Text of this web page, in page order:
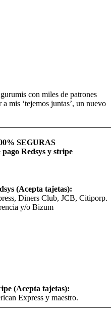
con miles de patrones
mis ‘tejemos juntas’, un nuevo
SEGURAS
pago Redsys y stripe
(Acepta tajetas):
Diners Club, JCB, Citiporp.
y/o Bizum
(Acepta tajetas):
Express y maestro.